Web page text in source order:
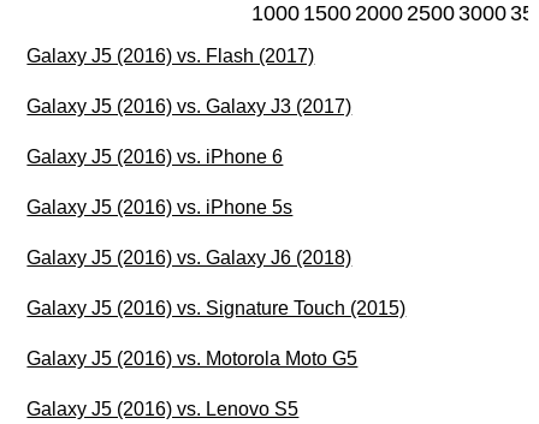
1000 1500200025003000
Galaxy J5 (2016) vs. Flash (2017)
Galaxy J5 (2016) vs. Galaxy J3 (2017)
Galaxy J5 (2016) vs. iPhone 6
Galaxy J5 (2016) vs. iPhone 5s
Galaxy J5 (2016) vs. Galaxy J6 (2018)
Galaxy J5 (2016) vs. Signature Touch (2015)
Galaxy J5 (2016) vs. Motorola Moto G5
Galaxy J5 (2016) vs. Lenovo S5